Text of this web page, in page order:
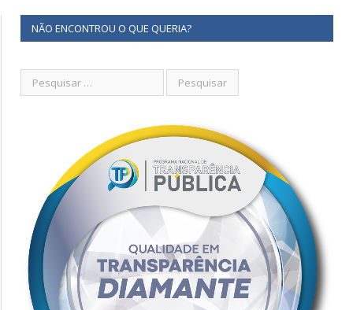
NÃO ENCONTROU O QUE QUERIA?